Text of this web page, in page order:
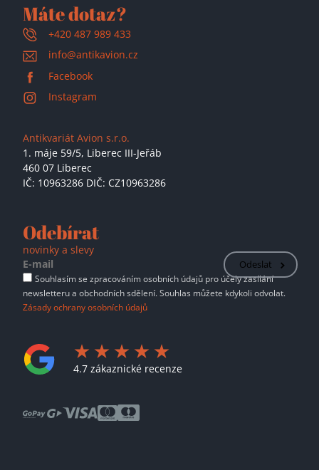
Máte dotaz?
+420 487 989 433
info@antikavion.cz
Facebook
Instagram
Antikvariát Avion s.r.o.
1. máje 59/5, Liberec III-Jeřáb
460 07 Liberec
IČ: 10963286 DIČ: CZ10963286
Odebírat
novinky a slevy
Odeslat
Souhlasím se zpracováním osobních údajů pro účely zasílání
newsletteru a obchodních sdělení. Souhlas můžete kdykoli odvolat.
Zásady ochrany osobních údajů
4.7 zákaznické recenze